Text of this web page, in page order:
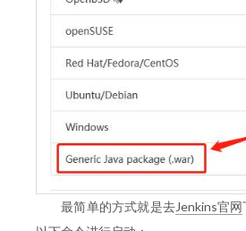
最简单的方式就是去Jenkins官网